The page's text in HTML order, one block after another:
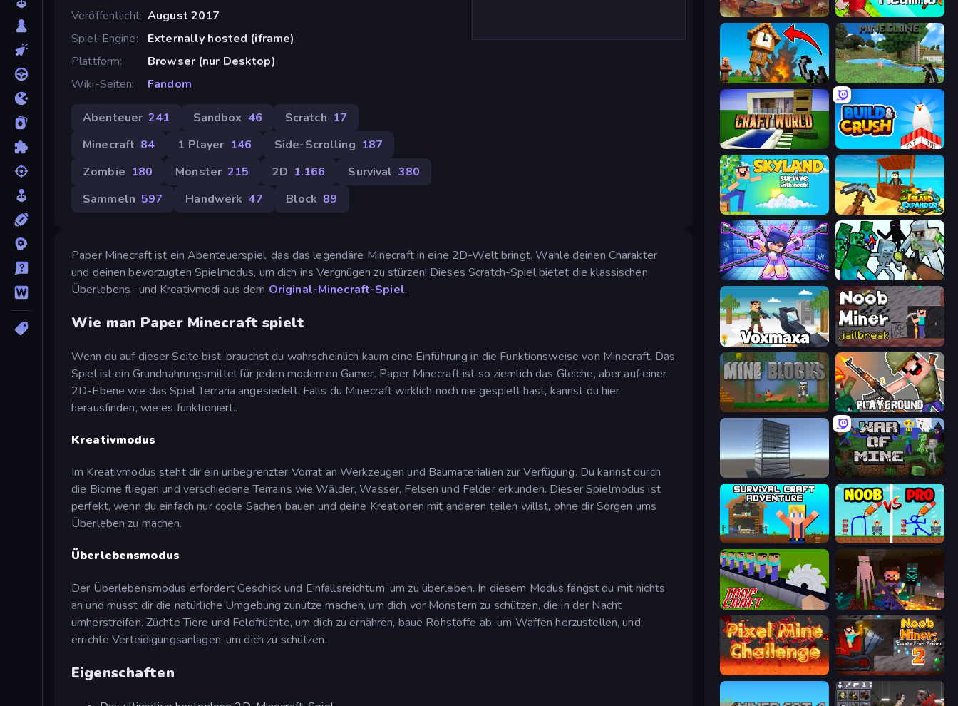
Veröffentlicht August 2017
Spiel-Engine
Externally hosted (iframe)
Plattform
Browser (nur Desktop)
Wiki-Seiten
Fandom
Abenteuer 241 Sandbox 46 Scratch 17
Minecraft 84 1 Player 146 Side-Scrolling 187
Zombie 180 Monster 215 2D 1.166 Survival 380
Sammeln 597 Handwerk 47 Block 89
Paper Minecraft ist ein Abenteuerspiel, das das legendäre Minecraft in eine 2D-Welt bringt. Wähle deinen Charakter
und deinen bevorzugten Spielmodus, um dich ins Vergnügen zu stürzen! Dieses Scratch-Spiel bietet die klassischen
Überlebens- und Kreativmodi aus dem Original-Minecraft-Spiel.
Wie man Paper Minecraft spielt
Wenn du auf dieser Seite bist, brauchst du wahrscheinlich kaum eine Einführung in die Funktionsweise von Minecraft. Das
Spiel ist ein Grundnahrungsmittel für jeden modernen Gamer. Paper Minecraft ist so ziemlich das Gleiche, aber auf einer
2D-Ebene wie das Spiel Terraria angesiedelt. Falls du Minecraft wirklich noch nie gespielt hast, kannst du hier
herausfinden, wie es funktioniert...
Kreativmodus
Im Kreativmodus steht dir ein unbegrenzter Vorrat an Werkzeugen und Baumaterialien zur Verfügung. Du kannst durch
die Biome fliegen und verschiedene Terrains wie Wälder, Wasser, Felsen und Felder erkunden. Dieser Spielmodus ist
perfekt, wenn du einfach nur coole Sachen bauen und deine Kreationen mit anderen teilen willst, ohne dir Sorgen ums
Überleben zu machen.
Überlebensmodus
Der Überlebensmodus erfordert Geschick und Einfallsreichtum, um zu überleben. In diesem Modus fängst du mit nichts
an und musst dir die natürliche Umgebung zunutze machen, um dich vor Monstern zu schützen, die in der Nacht
umherstreifen. Züchte Tiere und Feldfrüchte, um dich zu ernähren, baue Rohstoffe ab, um Waffen herzustellen, und
errichte Verteidigungsanlagen, um dich zu schützen.
Eigenschaften
Miniblox CubeRealm.io
Noob Fuse Mine Clone
Craft World Build and Crush
Skyland Survive With Noob! Island Expander
Mini Mine
Voxmaxa Noob Miner: Escape From Prison
Mine Blocks Playground
Craft 3D War of Mine
Survival Craft Adventure DOP Noob: Draw to Save
Trap Craft ZombieCraft
Pixel Mine Challenge Noob Miner 2: Escape From Prison